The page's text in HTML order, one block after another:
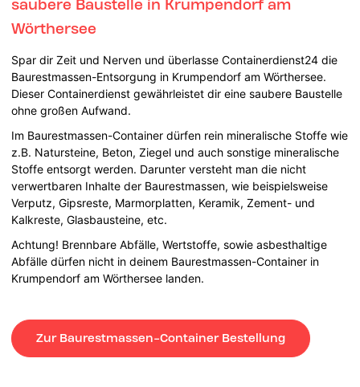
saubere Baustelle in Krumpendorf am
Wörthersee
Spar dir Zeit und Nerven und überlasse Containerdienst24 die
Baurestmassen-Entsorgung in Krumpendorf am Wörthersee.
Dieser Containerdienst gewährleistet dir eine saubere Baustelle
ohne großen Aufwand.
Im Baurestmassen-Container dürfen rein mineralische Stoffe wie
z.B. Natursteine, Beton, Ziegel und auch sonstige mineralische
Stoffe entsorgt werden. Darunter versteht man die nicht
verwertbaren Inhalte der Baurestmassen, wie beispielsweise
Verputz, Gipsreste, Marmorplatten, Keramik, Zement- und
Kalkreste, Glasbausteine, etc.
Achtung! Brennbare Abfälle, Wertstoffe, sowie asbesthaltige
Abfälle dürfen nicht in deinem Baurestmassen-Container in
Krumpendorf am Wörthersee landen.
Zur Baurestmassen-Container Bestellung